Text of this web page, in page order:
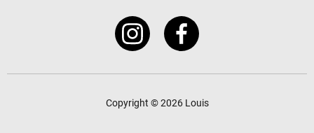
Copyright © 2026 Louis